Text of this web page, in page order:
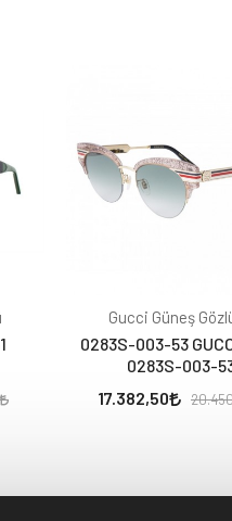
Gucci Güneş
0283S-003-53
0283S-003-
17.382,50